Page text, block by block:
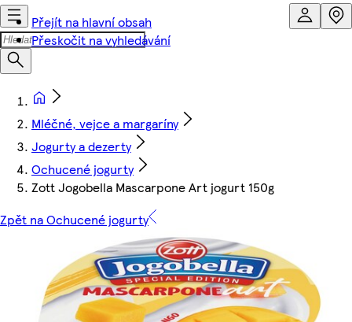
Přejít na hlavní obsah
Přeskočit na vyhledávání
Mléčné, vejce a margaríny
Jogurty a dezerty
Ochucené jogurty
Zott Jogobella Mascarpone Art jogurt 150g
Zpět na Ochucené jogurty